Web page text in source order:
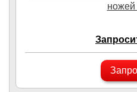
ножей